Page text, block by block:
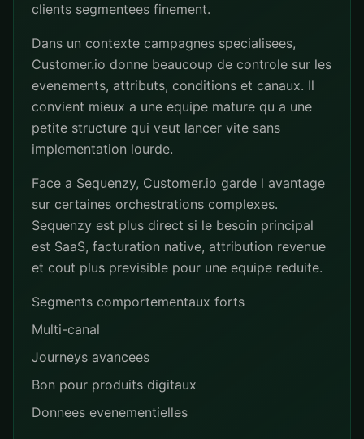
clients segmentees finement.
Dans un contexte campagnes specialisees,
Customer.io donne beaucoup de controle sur les
evenements, attributs, conditions et canaux. Il
convient mieux a une equipe mature qu a une
petite structure qui veut lancer vite sans
implementation lourde.
Face a Sequenzy, Customer.io garde l avantage
sur certaines orchestrations complexes.
Sequenzy est plus direct si le besoin principal
est SaaS, facturation native, attribution revenue
et cout plus previsible pour une equipe reduite.
Segments comportementaux forts
Multi-canal
Journeys avancees
Bon pour produits digitaux
Donnees evenementielles